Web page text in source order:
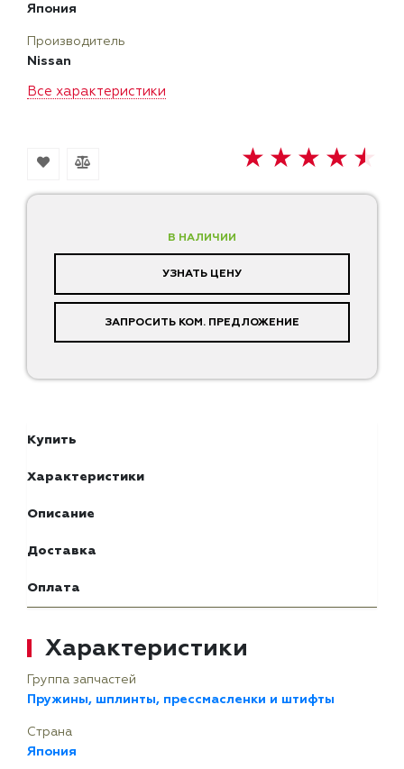
В НАЛИЧИИ
УЗНАТЬ ЦЕНУ
ЗАПРОСИТЬ КОМ. ПРЕДЛОЖЕНИЕ
Все характеристики
Япония
Производитель
Nissan
Купить
Характеристики
Описание
Доставка
Оплата
Характеристики
Группа запчастей
Пружины, шплинты, прессмасленки и штифты
Страна
Япония